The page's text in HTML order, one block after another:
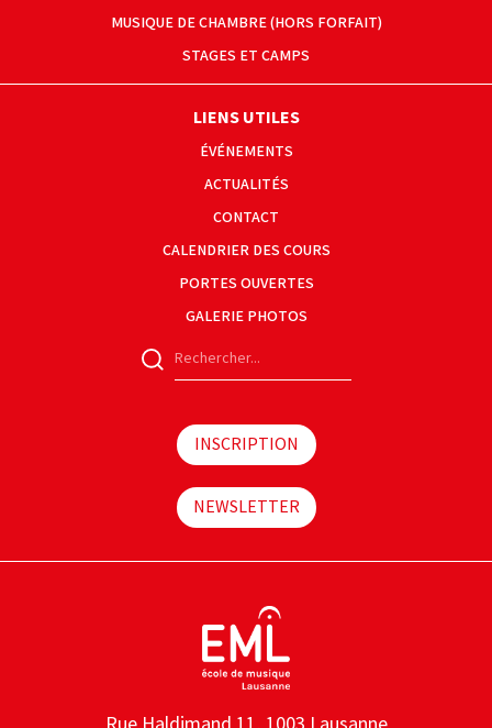
MUSIQUE DE CHAMBRE (HORS FORFAIT)
STAGES ET CAMPS
LIENS UTILES
ÉVÉNEMENTS
ACTUALITÉS
CONTACT
CALENDRIER DES COURS
PORTES OUVERTES
GALERIE PHOTOS
INSCRIPTION
NEWSLETTER